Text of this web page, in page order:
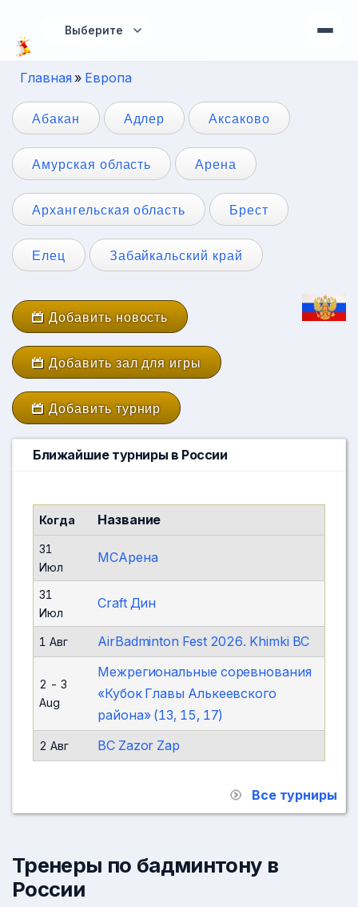
Вы здесь
Главная » Европа
Абакан Адлер Аксаково
Амурская область Арена
Архангельская область Брест
Елец Забайкальский край
Добавить новость
Добавить зал для игры
Добавить турнир
Ближайшие турниры в России
Когда Название
31
Июл
МСАрена
31
Июл
Craft Дин
1 Авг AirBadminton Fest 2026. Khimki BC
2 - 3
Aug
Межрегиональные соревнования
«Кубок Главы Алькеевского
района» (13, 15, 17)
2 Авг ВС Zаzor Zap
Все турниры
Тренеры по бадминтону в
России